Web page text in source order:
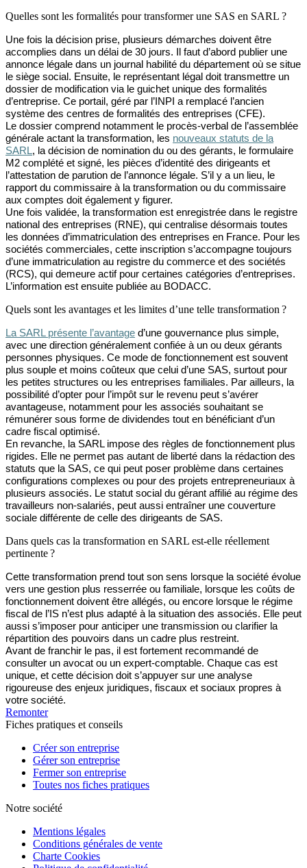
Quelles sont les formalités pour transformer une SAS en SARL ?
Une fois la décision prise, plusieurs démarches doivent être
accomplies dans un délai de 30 jours. Il faut d’abord publier une
annonce légale dans un journal habilité du département où se situe
le siège social. Ensuite, le représentant légal doit transmettre un
dossier de modification via le guichet unique des formalités
d’entreprise. Ce portail, géré par l’INPI a remplacé l’ancien
système des centres de formalités des entreprises (CFE).
Le dossier comprend notamment le procès-verbal de l’assemblée
générale actant la transformation, les nouveaux statuts de la
SARL, la décision de nomination du ou des gérants, le formulaire
M2 complété et signé, les pièces d’identité des dirigeants et
l’attestation de parution de l’annonce légale. S’il y a un lieu, le
rapport du commissaire à la transformation ou du commissaire
aux comptes doit également y figurer.
Une fois validée, la transformation est enregistrée dans le registre
national des entreprises (RNE), qui centralise désormais toutes
les données d’immatriculation des entreprises en France. Pour les
sociétés commerciales, cette inscription s’accompagne toujours
d’une immatriculation au registre du commerce et des sociétés
(RCS), qui demeure actif pour certaines catégories d’entreprises.
L’information est ensuite publiée au BODACC.
Quels sont les avantages et les limites d’une telle transformation ?
La SARL présente l’avantage d’une gouvernance plus simple,
avec une direction généralement confiée à un ou deux gérants
personnes physiques. Ce mode de fonctionnement est souvent
plus souple et moins coûteux que celui d’une SAS, surtout pour
les petites structures ou les entreprises familiales. Par ailleurs, la
possibilité d’opter pour l’impôt sur le revenu peut s’avérer
avantageuse, notamment pour les associés souhaitant se
rémunérer sous forme de dividendes tout en bénéficiant d’un
cadre fiscal optimisé.
En revanche, la SARL impose des règles de fonctionnement plus
rigides. Elle ne permet pas autant de liberté dans la rédaction des
statuts que la SAS, ce qui peut poser problème dans certaines
configurations complexes ou pour des projets entrepreneuriaux à
plusieurs associés. Le statut social du gérant affilié au régime des
travailleurs non-salariés, peut aussi entraîner une couverture
sociale différente de celle des dirigeants de SAS.
Dans quels cas la transformation en SARL est-elle réellement
pertinente ?
Cette transformation prend tout son sens lorsque la société évolue
vers une gestion plus resserrée ou familiale, lorsque les coûts de
fonctionnement doivent être allégés, ou encore lorsque le régime
fiscal de l’IS n’est plus adapté à la situation des associés. Elle peut
aussi s’imposer pour anticiper une transmission ou clarifier la
répartition des pouvoirs dans un cadre plus restreint.
Avant de franchir le pas, il est fortement recommandé de
consulter un avocat ou un expert-comptable. Chaque cas est
unique, et cette décision doit s’appuyer sur une analyse
rigoureuse des enjeux juridiques, fiscaux et sociaux propres à
votre société.
Remonter
Fiches pratiques et conseils
Créer son entreprise
Gérer son entreprise
Fermer son entreprise
Toutes nos fiches pratiques
Notre société
Mentions légales
Conditions générales de vente
Charte Cookies